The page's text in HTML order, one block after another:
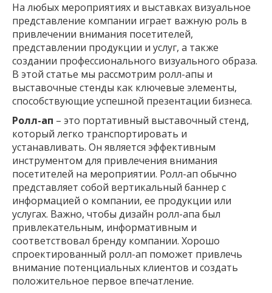
На любых мероприятиях и выставках визуальное
представление компании играет важную роль в
привлечении внимания посетителей,
представлении продукции и услуг, а также
создании профессионального визуального образа.
В этой статье мы рассмотрим ролл-апы и
выставочные стенды как ключевые элементы,
способствующие успешной презентации бизнеса.
Ролл-ап – это портативный выставочный стенд,
который легко транспортировать и
устанавливать. Он является эффективным
инструментом для привлечения внимания
посетителей на мероприятии. Ролл-ап обычно
представляет собой вертикальный баннер с
информацией о компании, ее продукции или
услугах. Важно, чтобы дизайн ролл-апа был
привлекательным, информативным и
соответствовал бренду компании. Хорошо
спроектированный ролл-ап поможет привлечь
внимание потенциальных клиентов и создать
положительное первое впечатление.